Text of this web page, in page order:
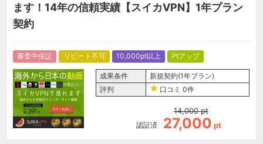
ます！14年の信頼実績【スイカVPN】1年プラン
契約
審査中保証 リピート不可 10,000pt以上 Ptアップ
成果条件
新規契約(1年プラン)
評判
口コミ 0件
認証済
14,000 pt
27,000 pt